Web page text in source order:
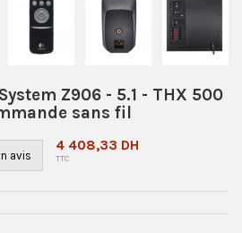
Z906 - 5.1 - THX 500
sans fil
avis
4 408,33 DH
TTC